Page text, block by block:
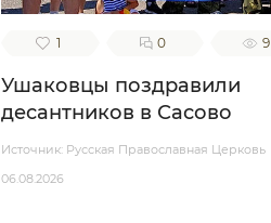
1 0 9
Ушаковцы поздравили
десантников в Сасово
Источник: Русская Православная Церковь
06.08.2026